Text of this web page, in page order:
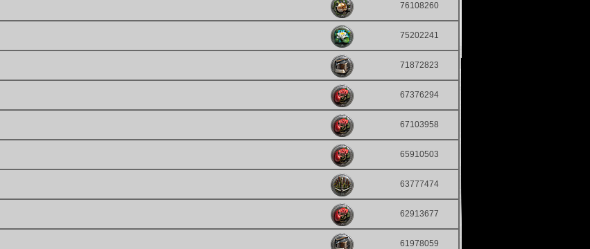
76108260
75202241
71872823
67376294
67103958
65910503
63777474
62913677
61978059